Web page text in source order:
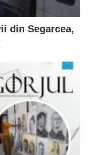
din Segarcea,